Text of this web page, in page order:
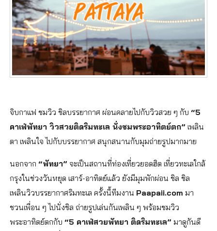
จิบกาแฟ ชมวิว ชิลบรรยากาศ ผ่อนคลายไปกับวิวสวย ๆ กับ “5
คาเฟ่พัทยา วิวสวยติดริมทะเล นั่งชมพระอาทิตย์ตก” เพลิน
ตา เพลินใจ ไปกับบรรยากาศ สนุกสนานกับมุมถ่ายรูปมากมาย
นอกจาก “พัทยา” จะเป็นสถานที่ท่องเที่ยวยอดฮิต เที่ยวทะเลใกล้
กรุงในช่วงวันหยุด เสาร์-อาทิตย์แล้ว ยังมีมุมพักผ่อน ชิล ชิล
เพลินวิวบรรยากาศริมทะเล ครั้งนี้ทีมงาน Paapaii.com มา
ชวนเพื่อน ๆ ไปนั่งชิล ถ่ายรูปเล่นกันเพลิน ๆ พร้อมชมวิว
พระอาทิตย์ตกกับ “5 คาเฟ่สวยพัทยา ติดริมทะเล” มาดูกันดี